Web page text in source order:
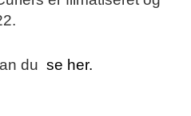
du se her.